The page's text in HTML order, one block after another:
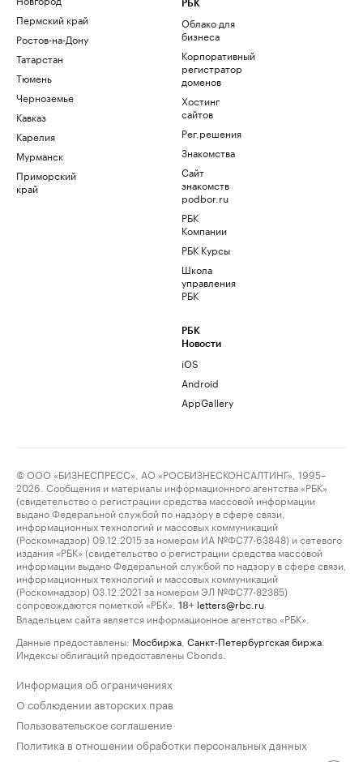
Пермский край
Ростов-на-Дону
Татарстан
Тюмень
Черноземье
Кавказ
Карелия
Мурманск
Приморский
край
РБК
Облако для
бизнеса
Корпоративный
регистратор
доменов
Хостинг
сайтов
Рег.решения
Знакомства
Сайт
знакомств
podbor.ru
РБК
Компании
РБК Курсы
Школа
управления
РБК
РБК
Новости
iOS
Android
AppGallery
© ООО «БИЗНЕСПРЕСС», АО «РОСБИЗНЕСКОНСАЛТИНГ», 1995–
2026. Сообщения и материалы информационного агентства «РБК»
(свидетельство о регистрации средства массовой информации
выдано Федеральной службой по надзору в сфере связи,
информационных технологий и массовых коммуникаций
(Роскомнадзор) 09.12.2015 за номером ИА №ФС77-63848) и сетевого
издания «РБК» (свидетельство о регистрации средства массовой
информации выдано Федеральной службой по надзору в сфере связи,
информационных технологий и массовых коммуникаций
(Роскомнадзор) 03.12.2021 за номером ЭЛ №ФС77-82385)
сопровождаются пометкой «РБК».
18+ letters@rbc.ru
Владельцем сайта является информационное агентство «РБК».
Данные предоставлены: Мосбиржа Санкт-Петербургская биржа
Индексы облигаций предоставлены Cbonds.
Информация об ограничениях
О соблюдении авторских прав
Пользовательское соглашение
Политика в отношении обработки персональных данных